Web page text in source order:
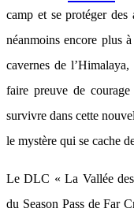
camp et se protéger des
néanmoins encore plus
cavernes de
faire preuve de
survivre dans cette
le mystère qui se cache
Le DLC « La Vallée
du Season Pass de Far